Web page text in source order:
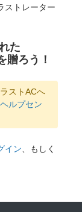
ストレーター
た
贈ろう！
ストACへ
ヘルプセン
イン 、もしく